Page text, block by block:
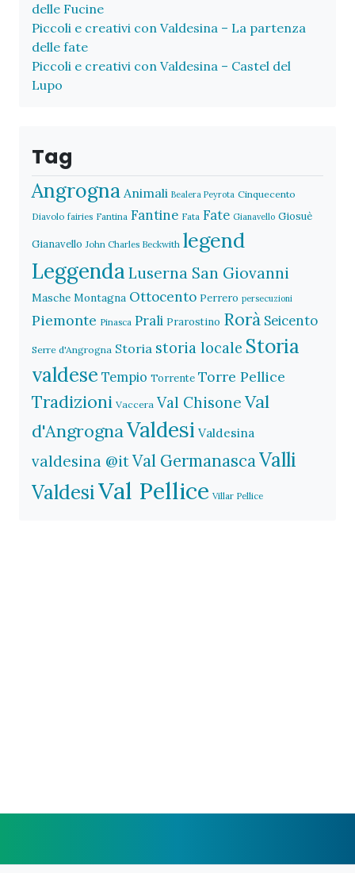
delle Fucine
Piccoli e creativi con Valdesina – La partenza
delle fate
Piccoli e creativi con Valdesina – Castel del
Lupo
Tag
Angrogna Animali Bealera Peyrota Cinquecento
Diavolo fairies Fantina Fantine Fata Fate Gianavello Giosuè
Gianavello John Charles Beckwith legend
Leggenda Luserna San Giovanni
Masche Montagna Ottocento Perrero persecuzioni
Piemonte Pinasca Prali Prarostino Rorà Seicento
Serre d'Angrogna Storia storia locale Storia
valdese Tempio Torrente Torre Pellice
Tradizioni Vaccera Val Chisone Val
d'AngrognaValdesi Valdesina
valdesina @itVal GermanascaValli
ValdesiVal Pellice Villar Pellice